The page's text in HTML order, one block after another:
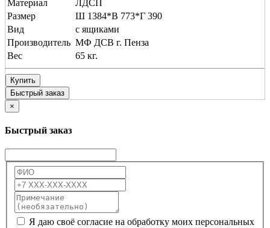
Материал
ЛДСП
Размер
Ш 1384*В 773*Г 390
Вид
с ящиками
Производитель МФ ДСВ г. Пенза
Вес
65 кг.
Купить
Быстрый заказ
×
Быстрый заказ
Я даю своё согласие на обработку моих персональных